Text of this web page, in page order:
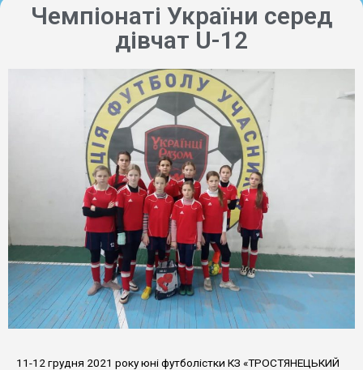
Чемпіонаті України серед
дівчат U-12
11-12 грудня 2021 року юні футболістки КЗ «ТРОСТЯНЕЦЬКИЙ